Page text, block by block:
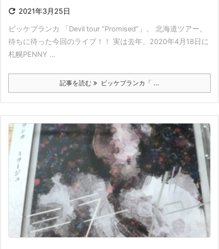
 2021年3月25日
ビッケブランカ 「Devil tour “Promised”」。 北海道ツアー。
待ちに待った今回のライブ！！ 実は去年、2020年4月18日に
札幌PENNY ...
記事を読む ビッケブランカ「 ...